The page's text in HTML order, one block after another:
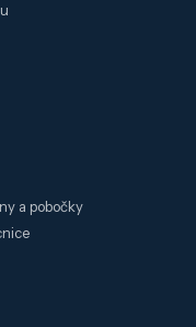
a pobočky